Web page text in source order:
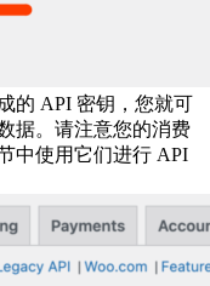
的 API 密钥，您就可
据。请注意您的消费
中使用它们进行 API